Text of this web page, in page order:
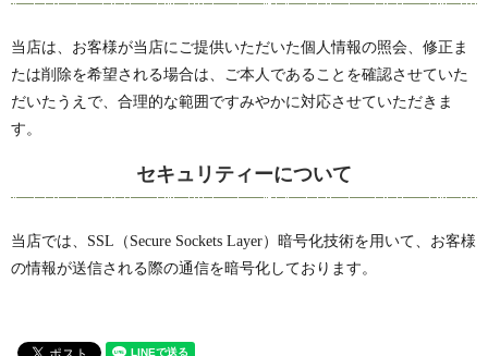
当店は、お客様が当店にご提供いただいた個人情報の照会、修正ま
たは削除を希望される場合は、ご本人であることを確認させていた
だいたうえで、合理的な範囲ですみやかに対応させていただきま
す。
セキュリティーについて
当店では、SSL（Secure Sockets Layer）暗号化技術を用いて、お客様
の情報が送信される際の通信を暗号化しております。